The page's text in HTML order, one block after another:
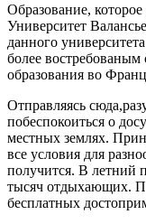
Образование,
Университет
данного
более востребованым
образования во
Отправляясь
побеспокоиться о
местных землях.
все условия для
получится. В летний
тысяч отдыхающих.
бесплатных